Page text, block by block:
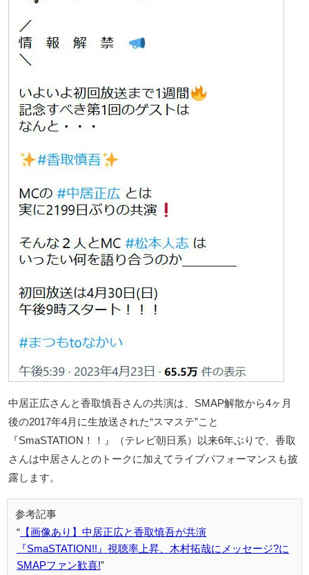
中居正広さんと香取慎吾さんの共演は、SMAP解散から4ヶ月
後の2017年4月に生放送された“スマステ”こと
『SmaSTATION！！』（テレビ朝日系）以来6年ぶりで、香取
さんは中居さんとのトークに加えてライブパフォーマンスも披
露します。
【画像あり】中居正広と香取慎吾が共演
『SmaSTATION!!』視聴率上昇、木村拓哉にメッセージ?に
SMAPファン歓喜!